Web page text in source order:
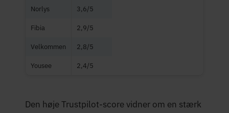
Norlys 3,6/5
Fibia 2,9/5
Velkommen 2,8/5
Yousee 2,4/5
Den høje Trustpilot-score vidner om en stærk